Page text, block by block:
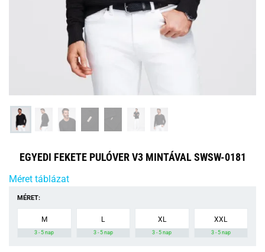
EGYEDI FEKETE PULÓVER V3 MINTÁVAL SWSW-0181
Méret táblázat
MÉRET:
M
3 - 5 nap
L
3 - 5 nap
XL
3 - 5 nap
XXL
3 - 5 nap